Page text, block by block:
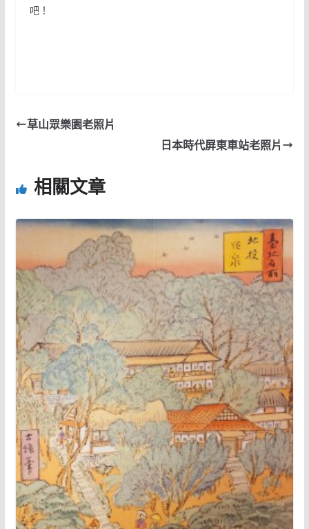
吧！
草山眾樂園老照片
日本時代屏東車站老照片
相關文章